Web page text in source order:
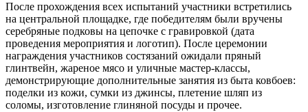
После прохождения всех испытаний участники встретились
на центральной площадке, где победителям были вручены
серебряные подковы на цепочке с гравировкой (дата
проведения мероприятия и логотип). После церемонии
награждения участников состязаний ожидали пряный
глинтвейн, жареное мясо и уличные мастер-классы,
демонстрирующие дополнительные занятия из быта ковбоев:
поделки из кожи, сумки из джинсы, плетение шляп из
соломы, изготовление глиняной посуды и прочее.